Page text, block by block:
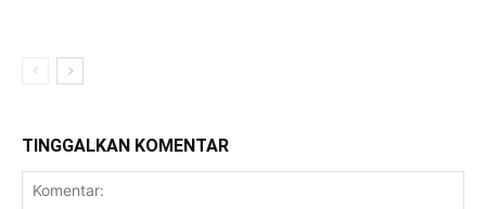
TINGGALKAN KOMENTAR